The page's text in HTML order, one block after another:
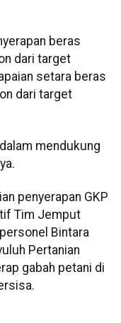
beras
dari target
setara beras
dari target
mendukung
penyerapan GKP
Tim Jemput
Bintara
Pertanian
gabah petani di